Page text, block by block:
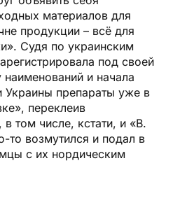
материалов для
продукции – всё для
Судя по украинским
под своей
и начала
Украины препараты уже в
переклеив
том числе, кстати, и «B.
то возмутился и подал в
с их нордическим